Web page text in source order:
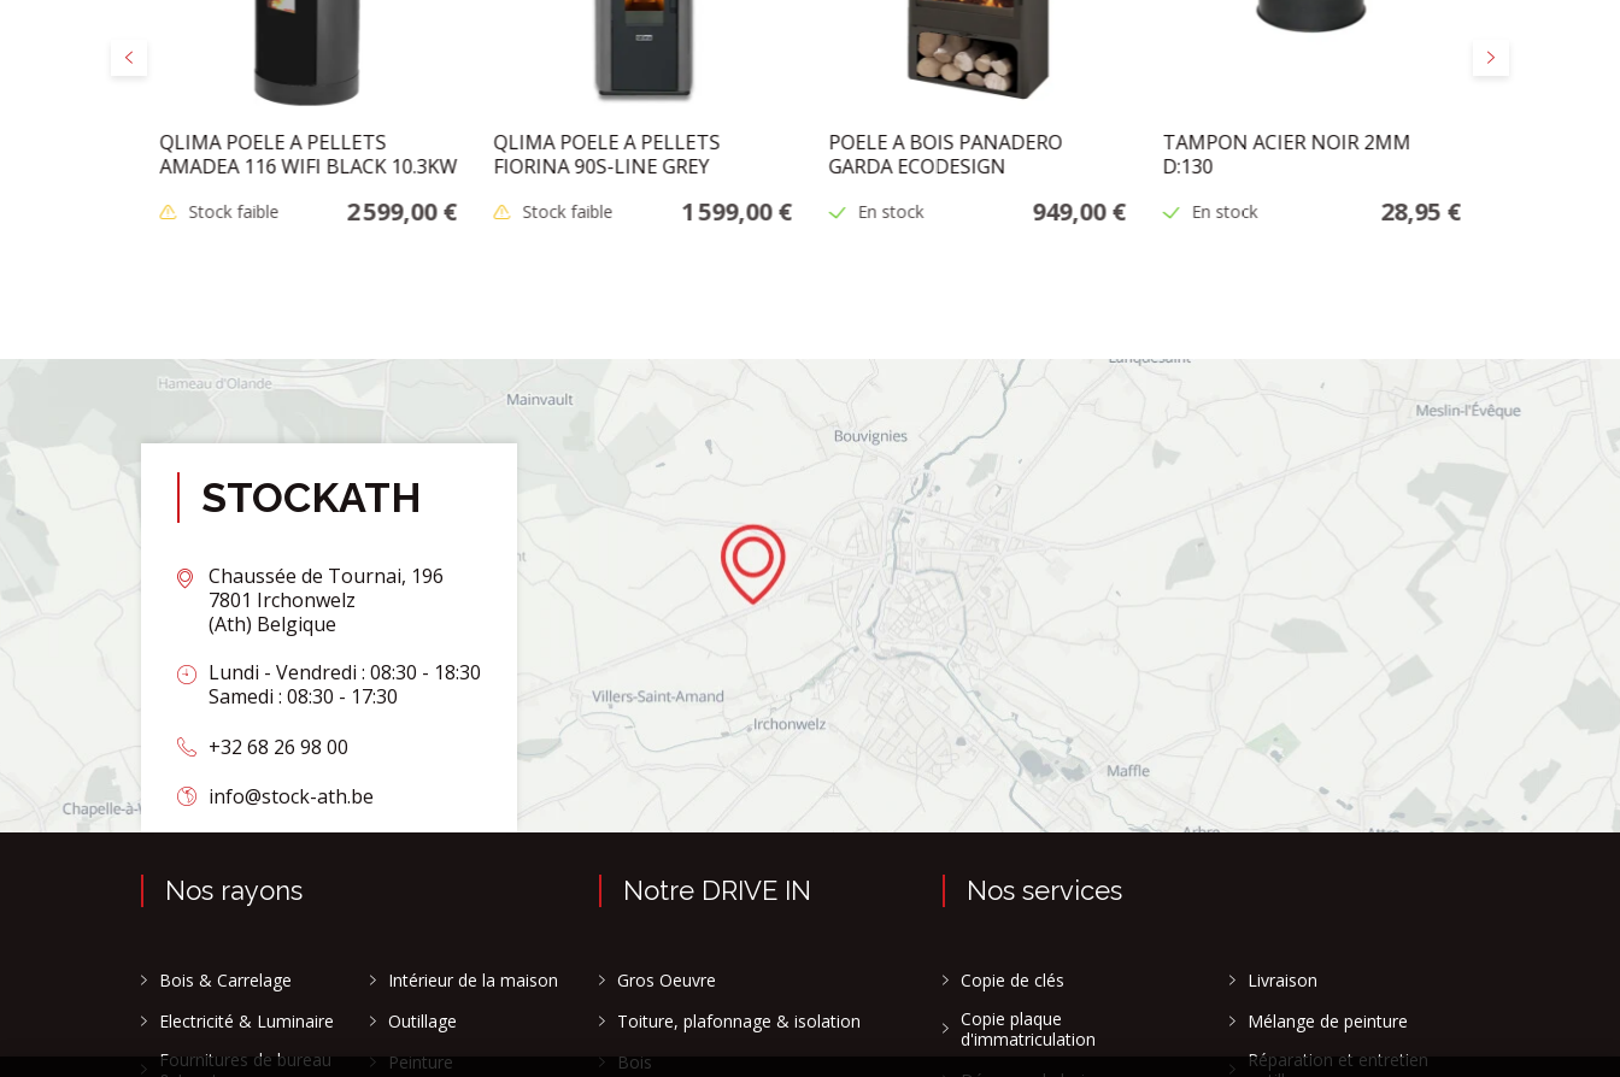
Précédent Suivant
QLIMA POELE A PELLETS
AMADEA 116 WIFI BLACK 10.3KW
Stock faible 2 599,00 €
QLIMA POELE A PELLETS
FIORINA 90S-LINE GREY
Stock faible 1 599,00 €
POELE A BOIS PANADERO
GARDA ECODESIGN
En stock 949,00 €
TAMPON ACIER NOIR 2MM
D:130
En stock 28,95 €
STOCKATH
Chaussée de Tournai, 196
7801 Irchonwelz
(Ath) Belgique
Lundi - Vendredi : 08:30 - 18:30
Samedi : 08:30 - 17:30
+32 68 26 98 00
info@stock-ath.be
Nos rayons
Bois & Carrelage
Electricité & Luminaire
Fournitures de bureau
Intérieur de la maison
Outillage
Peinture
Notre DRIVE IN
Gros Oeuvre
Toiture, plafonnage & isolation
Bois
Nos services
Copie de clés
Copie plaque
d'immatriculation
Livraison
Mélange de peinture
Réparation et entretien